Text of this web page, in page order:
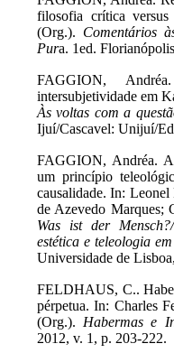
filosofia crítica
(Org.). Comentários
Pura. 1ed.
FAGGION,
intersubjetividade em
Às voltas com a
Ijuí/Cascavel: Unijuí/
FAGGION, Andréa.
um princípio
causalidade. In:
de Azevedo Marques;
Was ist der
estética e teleologia
Universidade de
FELDHAUS, C..
pérpetua. In: Charles
(Org.). Habermas e
2012, v. 1, p. 203-222.